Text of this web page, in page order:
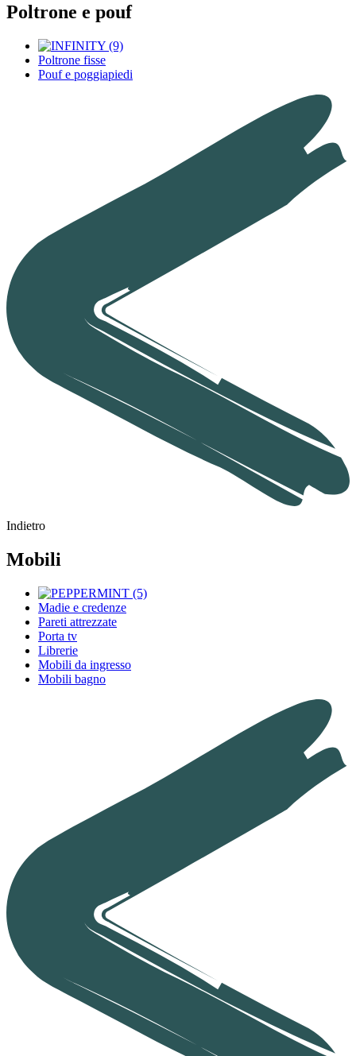
Poltrone e pouf
Poltrone fisse
Pouf e poggiapiedi
Indietro
Mobili
Madie e credenze
Pareti attrezzate
Porta tv
Librerie
Mobili da ingresso
Mobili bagno